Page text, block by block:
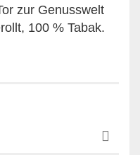
zur Genusswelt
100 % Tabak.